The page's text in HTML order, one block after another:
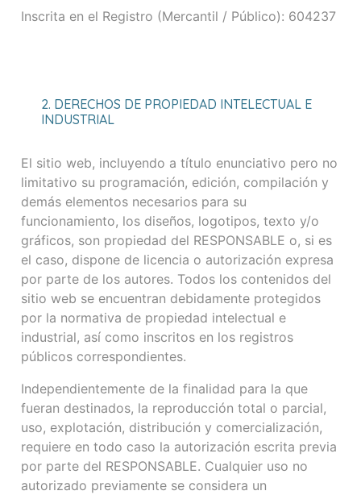
Inscrita en el Registro (Mercantil / Público): 604237
2. DERECHOS DE PROPIEDAD INTELECTUAL E
INDUSTRIAL
El sitio web, incluyendo a título enunciativo pero no
limitativo su programación, edición, compilación y
demás elementos necesarios para su
funcionamiento, los diseños, logotipos, texto y/o
gráficos, son propiedad del RESPONSABLE o, si es
el caso, dispone de licencia o autorización expresa
por parte de los autores. Todos los contenidos del
sitio web se encuentran debidamente protegidos
por la normativa de propiedad intelectual e
industrial, así como inscritos en los registros
públicos correspondientes.
Independientemente de la finalidad para la que
fueran destinados, la reproducción total o parcial,
uso, explotación, distribución y comercialización,
requiere en todo caso la autorización escrita previa
por parte del RESPONSABLE. Cualquier uso no
autorizado previamente se considera un